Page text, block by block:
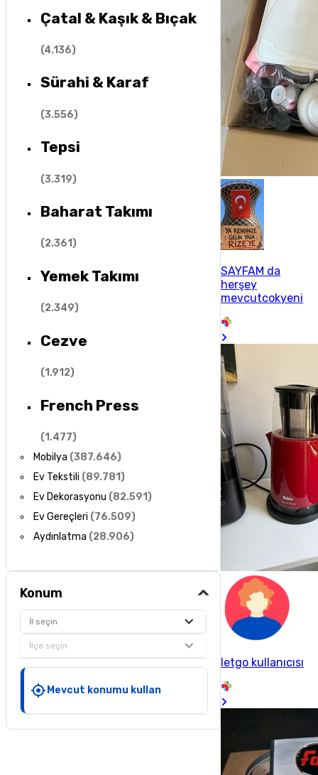
Çatal & Kaşık & Bıçak
(4.136)
Sürahi & Karaf
(3.556)
Tepsi
(3.319)
Baharat Takımı
(2.361)
Yemek Takımı
(2.349)
Cezve
(1.912)
French Press
(1.477)
Mobilya (387.646)
Ev Tekstili (89.781)
Ev Dekorasyonu (82.591)
Ev Gereçleri (76.509)
Aydınlatma (28.906)
Konum
İl seçin
İlçe seçin
Mevcut konumu kullan
SAYFAM da
herşey
mevcutcokyeni
letgo kullanıcısı